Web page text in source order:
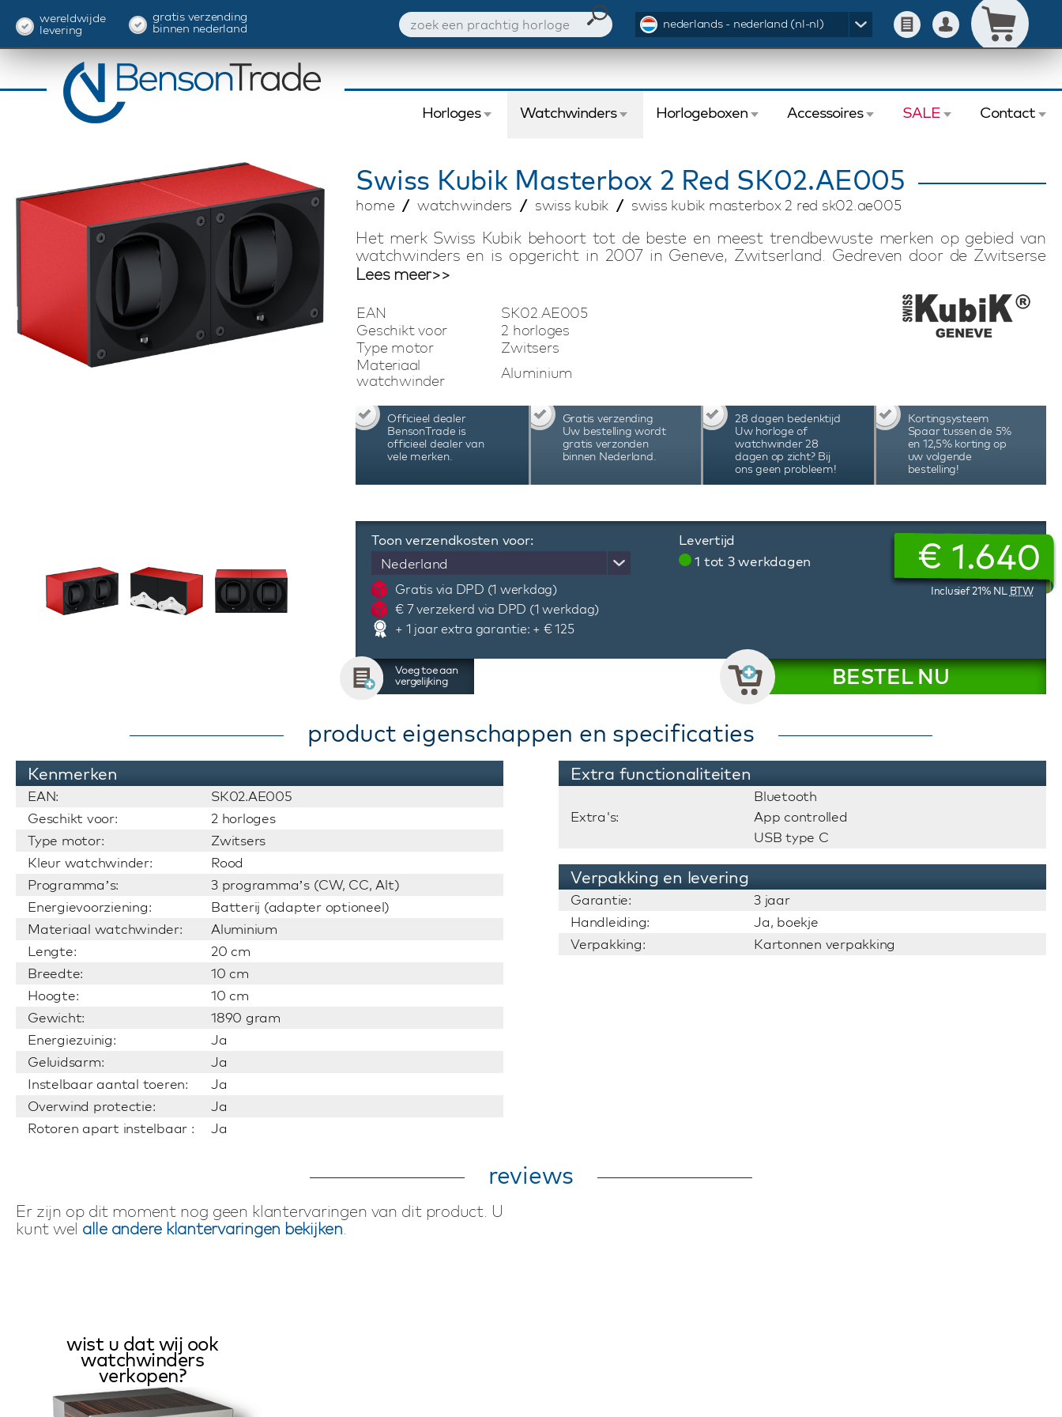
wereldwijde
levering
gratis verzending
binnen nederland nederlands - nederland (nl-nl)
Horloges Watchwinders Horlogeboxen Accessoires SALE Contact
Swiss KubikMasterbox 2 Red SK02.AE005
home watchwinders swiss kubik swiss kubik masterbox 2 red sk02.ae005
Het merk Swiss Kubik behoort tot de beste en meest trendbewuste merken op gebied van
watchwinders en is opgericht in 2007 in Geneve, Zwitserland. Gedreven door de Zwitserse
horlogetraditie biedt Swiss Kubik compacte watchwinders met Zwitserse technologie. De
Swiss Kubik watchwinders zijn voorzien van een stille, magnetische-arme en energiezuinige
motor. Elke watchwinder heeft een uitzonderlijke batterijduur van uiterlijk drie jaar, waardoor
hij gemakkelijk in een kluis kan worden bewaard of kan worden meegenomen op reis of
vakantie. Deze Swiss Kubik Masterbox watchwinder is geschikt voor het opwinden van twee
automatische horloges en maakt gebruik van Bluetooth-technologie waarbij je via de speciale
app eenvoudig het gewenste programma kan instellen, de verlichting aanpassen, de
Swiss Kubik Masterbox watchwinder kan het aantal omwentelingen en de draairichting
nauwkeurig worden ingesteld, afgestemd op de behoeften van het specifieke automatische
horloge. De Swiss Kubik Masterbox watchwinders worden met de hand geassembleerd in
Zwitserland en staan bekend vanwege hun kwaliteit, precisie en duurzaamheid, hetgeen tot
uiting komt in de garantie van 3 jaar.
Lees meer>>
EAN
SK02.AE005
Geschikt voor
2 horloges
Type motor
Zwitsers
Materiaal
watchwinder
Aluminium
Officieel dealer
BensonTrade is
officieel dealer van
vele merken.
Gratis verzending
Uw bestelling wordt
gratis verzonden
binnen Nederland.
28 dagen bedenktijd
Uw horloge of
watchwinder 28
dagen op zicht? Bij
ons geen probleem!
Kortingsysteem
Spaar tussen de 5%
en 12,5% korting op
uw volgende
bestelling!
Toon verzendkosten voor:
Nederland
Gratis via DPD (1 werkdag)
€ 7 verzekerd via DPD (1 werkdag)
+ 1 jaar extra garantie: + € 125
Levertijd
1 tot 3 werkdagen
€ 1.640
Inclusief 21% NL BTW
Voeg toe aan
vergelijking
BESTEL NU
product eigenschappen en specificaties
Kenmerken
EAN:
SK02.AE005
Geschikt voor:
2 horloges
Type motor:
Zwitsers
Kleur watchwinder:
Rood
Programma’s:
3 programma’s (CW, CC, Alt)
Energievoorziening:
Batterij (adapter optioneel)
Materiaal watchwinder:
Aluminium
Lengte:
20 cm
Breedte:
10 cm
Hoogte:
10 cm
Gewicht:
1890 gram
Energiezuinig:
Ja
Geluidsarm:
Ja
Instelbaar aantal toeren:
Ja
Overwind protectie:
Ja
Rotoren apart instelbaar :
Ja
Extra functionaliteiten
Extra's:
Bluetooth
App controlled
USB type C
Verpakking en levering
Garantie:
3 jaar
Handleiding:
Ja, boekje
Verpakking:
Kartonnen verpakking
reviews
Er zijn op dit moment nog geen klantervaringen van dit product. U
kunt wel alle andere klantervaringen bekijken.
wist u dat wij ook
watchwinders
verkopen?